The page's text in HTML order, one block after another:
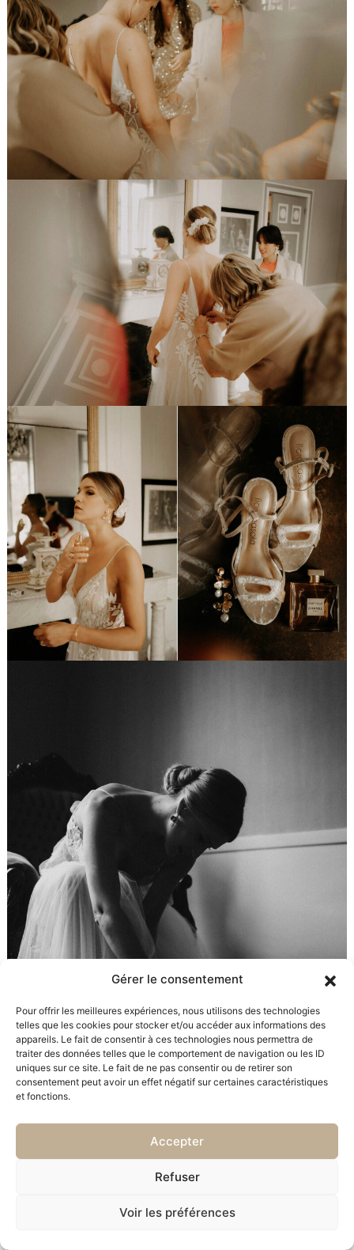
Gérer le consentement
Pour offrir les meilleures expériences, nous utilisons des technologies
telles que les cookies pour stocker et/ou accéder aux informations des
appareils. Le fait de consentir à ces technologies nous permettra de
traiter des données telles que le comportement de navigation ou les ID
uniques sur ce site. Le fait de ne pas consentir ou de retirer son
consentement peut avoir un effet négatif sur certaines caractéristiques
et fonctions.
Accepter
Refuser
Voir les préférences